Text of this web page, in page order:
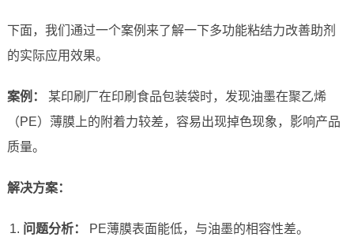
下面，我们通过一个案例来了解一下多功能粘结力改善助剂
的实际应用效果。
案例：
某印刷厂在印刷食品包装袋时，发现油墨在聚乙烯
（PE）薄膜上的附着力较差，容易出现掉色现象，影响产品
质量。
解决方案：
问题分析：
PE薄膜表面能低，与油墨的相容性差。